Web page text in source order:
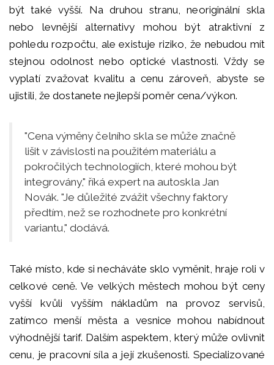
být také vyšší. Na druhou stranu, neoriginální skla
nebo levnější alternativy mohou být atraktivní z
pohledu rozpočtu, ale existuje riziko, že nebudou mít
stejnou odolnost nebo optické vlastnosti. Vždy se
vyplatí zvažovat kvalitu a cenu zároveň, abyste se
ujistili, že dostanete nejlepší poměr cena/výkon.
"Cena výměny čelního skla se může značně
lišit v závislosti na použitém materiálu a
pokročilých technologiích, které mohou být
integrovány," říká expert na autoskla Jan
Novák. "Je důležité zvážit všechny faktory
předtím, než se rozhodnete pro konkrétní
variantu," dodává.
Také místo, kde si necháváte sklo vyměnit, hraje roli v
celkové ceně. Ve velkých městech mohou být ceny
vyšší kvůli vyšším nákladům na provoz servisů,
zatímco menší města a vesnice mohou nabídnout
výhodnější tarif. Dalším aspektem, který může ovlivnit
cenu, je pracovní síla a její zkušenosti. Specializované